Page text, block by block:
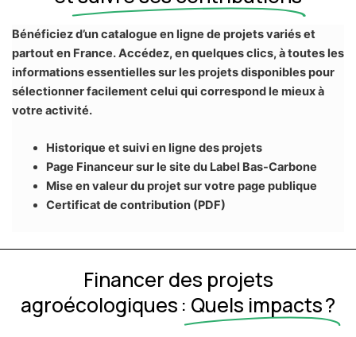
Bénéficiez d’un catalogue en ligne de projets variés et
partout en France. Accédez, en quelques clics, à toutes les
informations essentielles sur les projets disponibles pour
sélectionner facilement celui qui correspond le mieux à
votre activité.
Historique et suivi en ligne des projets
Page Financeur sur le site du Label Bas-Carbone
Mise en valeur du projet sur votre page publique
Certificat de contribution (PDF)
Financer des projets
agroécologiques : Quels impacts ?